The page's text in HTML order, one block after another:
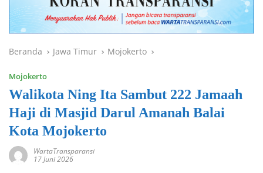
Beranda Jawa Timur Mojokerto
Mojokerto
Walikota Ning Ita Sambut 222 Jamaah
Haji di Masjid Darul Amanah Balai
Kota Mojokerto
WartaTransparansi
17 Juni 2026